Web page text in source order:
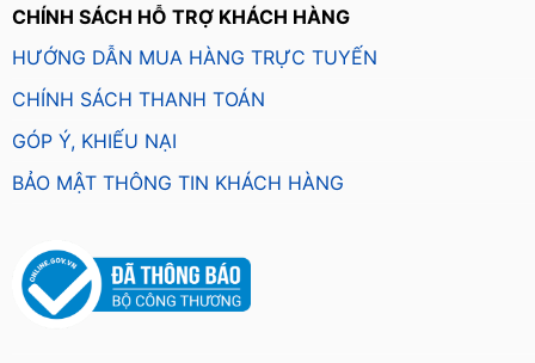
CHÍNH SÁCH HỖ TRỢ KHÁCH HÀNG
HƯỚNG DẪN MUA HÀNG TRỰC TUYẾN
CHÍNH SÁCH THANH TOÁN
GÓP Ý, KHIẾU NẠI
BẢO MẬT THÔNG TIN KHÁCH HÀNG